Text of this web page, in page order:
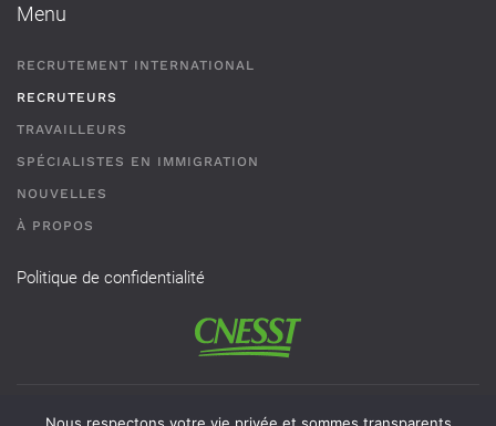
Menu
RECRUTEMENT INTERNATIONAL
RECRUTEURS
TRAVAILLEURS
SPÉCIALISTES EN IMMIGRATION
NOUVELLES
À PROPOS
Politique de confidentialité
Permis de recrutement # AR-2101593 - Une agence de